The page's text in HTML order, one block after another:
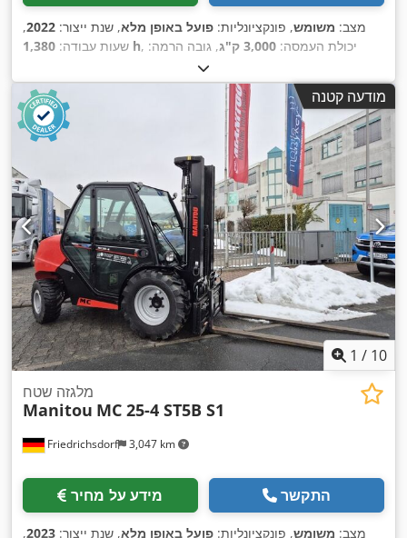
מצב: משומש, פונקציונליות: פועל באופן מלא, שנת ייצור: 2022
,
שעות עבודה: 1,380 h , יכולת העמסה: 3,000 ק"ג
, גובה הרמה:
, הרמה חופשית:150 מ"מ
טריפלקס, גובה בנייה:3,055 מ"מ , כוח:55 קילוואט (74.78 כ"ס)
,
אורך המזלג:
1,200 מ"מ
, אורך כולל:
, רוחב בנייה: 1,920 מ"מ
מודעה קטנה
1 / 10
Friedrichsdorf 3,047 km
מלגזה שטח
Manitou MC 25-4 ST5B S1
מידע על מחיר התקשר
מצב: משומש, פונקציונליות: פועל באופן מלא, שנת ייצור: 2023
,